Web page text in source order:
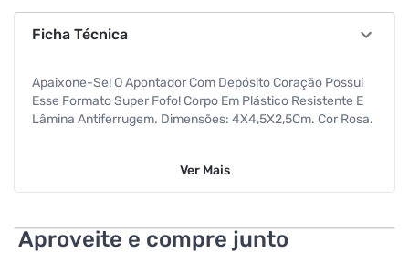
Ficha Técnica
Apaixone-Se! O Apontador Com Depósito Coração Possui
Esse Formato Super Fofo! Corpo Em Plástico Resistente E
Lâmina Antiferrugem. Dimensões: 4X4,5X2,5Cm. Cor Rosa.
Ver Mais
Aproveite e compre junto